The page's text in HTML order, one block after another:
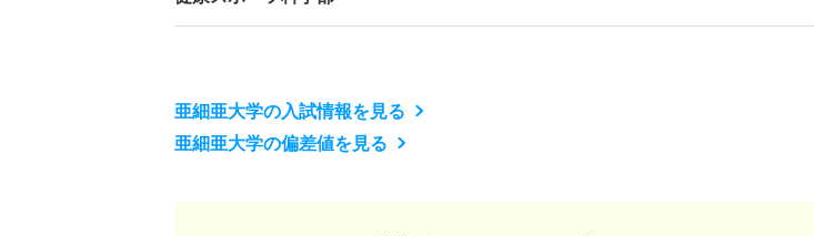
亜細亜大学の入試情報を見る
亜細亜大学の偏差値を見る